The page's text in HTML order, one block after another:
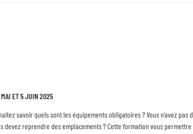
MAI ET 5 JUIN 2025
savoir quels sont les équipements obligatoires ? Vous n’avez pas
reprendre des emplacements ? Cette formation vous